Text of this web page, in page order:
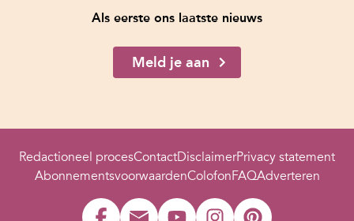
Als eerste ons laatste nieuws
Meld je aan
Redactioneel procesContactDisclaimerPrivacy statement
AbonnementsvoorwaardenColofonFAQAdverteren